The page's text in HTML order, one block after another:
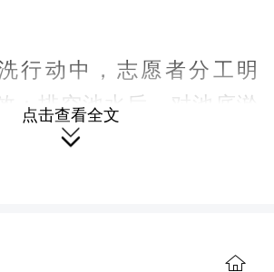
行动中，志愿者分工明
：排空池水后，对池底淤
进行全面清刷消毒；同步
点击查看全文
